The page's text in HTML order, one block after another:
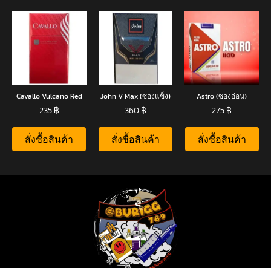
Cavallo Vulcano Red
235฿
สั่งซื้อสินค้า
John V Max (ซองแข็ง)
360฿
สั่งซื้อสินค้า
Astro (ซองอ่อน)
275฿
สั่งซื้อสินค้า